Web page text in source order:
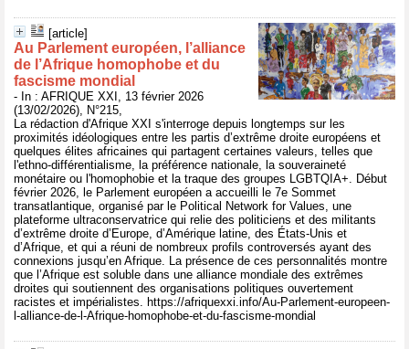
[article]
Au Parlement européen, l’alliance
de l’Afrique homophobe et du
fascisme mondial
- In : AFRIQUE XXI, 13 février 2026
(13/02/2026), N°215,
La rédaction d'Afrique XXI s'interroge depuis longtemps sur les
proximités idéologiques entre les partis d’extrême droite européens et
quelques élites africaines qui partagent certaines valeurs, telles que
l'ethno-différentialisme, la préférence nationale, la souveraineté
monétaire ou l'homophobie et la traque des groupes LGBTQIA+. Début
février 2026, le Parlement européen a accueilli le 7e Sommet
transatlantique, organisé par le Political Network for Values, une
plateforme ultraconservatrice qui relie des politiciens et des militants
d’extrême droite d’Europe, d’Amérique latine, des États-Unis et
d’Afrique, et qui a réuni de nombreux profils controversés ayant des
connexions jusqu’en Afrique. La présence de ces personnalités montre
que l’Afrique est soluble dans une alliance mondiale des extrêmes
droites qui soutiennent des organisations politiques ouvertement
racistes et impérialistes. https://afriquexxi.info/Au-Parlement-europeen-
l-alliance-de-l-Afrique-homophobe-et-du-fascisme-mondial